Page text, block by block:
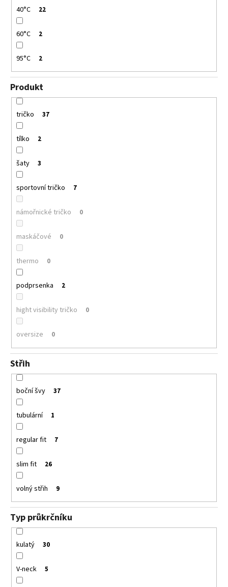
40°C 22
60°C 2
95°C 2
Produkt
tričko 37
tílko 2
šaty 3
sportovní tričko 7
námořnické tričko 0
maskáčové 0
thermo 0
podprsenka 2
hight visibility tričko 0
oversize 0
Střih
boční švy 37
tubulární 1
regular fit 7
slim fit 26
volný střih 9
Typ průkrčníku
kulatý 30
V-neck 5